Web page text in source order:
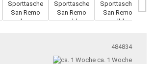
484834
ca. 1 Woche